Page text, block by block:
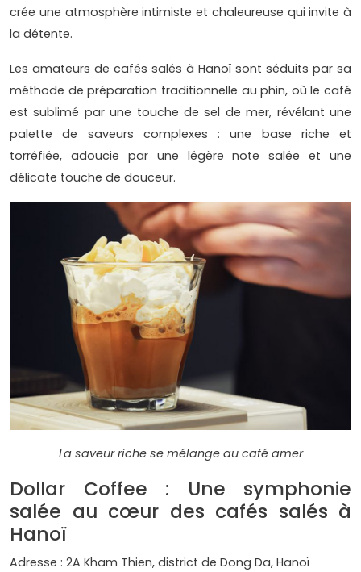
crée une atmosphère intimiste et chaleureuse qui invite à
la détente.
Les amateurs de cafés salés à Hanoï sont séduits par sa
méthode de préparation traditionnelle au phin, où le café
est sublimé par une touche de sel de mer, révélant une
palette de saveurs complexes : une base riche et
torréfiée, adoucie par une légère note salée et une
délicate touche de douceur.
La saveur riche se mélange au café amer
Dollar Coffee : Une symphonie
salée au cœur des cafés salés à
Hanoï
Adresse : 2A Kham Thien, district de Dong Da, Hanoï